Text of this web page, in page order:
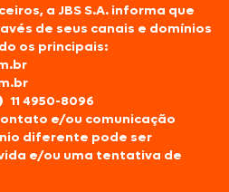
a JBS S.A. informa que
de seus canais e domínios
os principais:
11 4950-8096
e/ou comunicação
diferente pode ser
e/ou uma tentativa de